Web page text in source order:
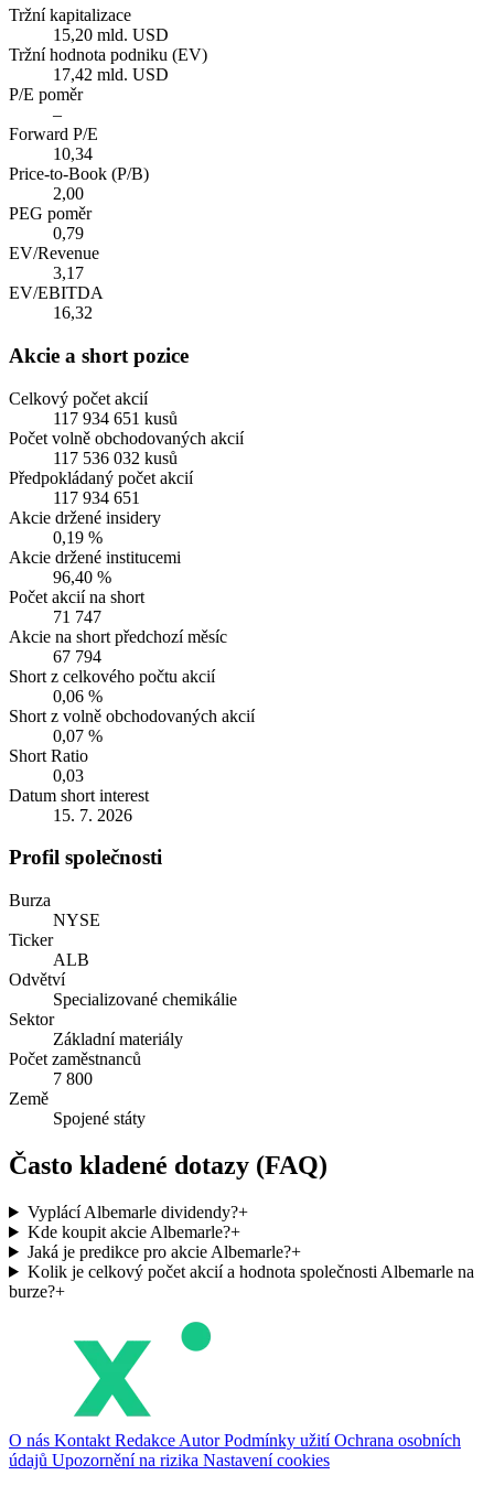
Tržní kapitalizace
15,20 mld. USD
Tržní hodnota podniku (EV)
17,42 mld. USD
P/E poměr
–
Forward P/E
10,34
Price-to-Book (P/B)
2,00
PEG poměr
0,79
EV/Revenue
3,17
EV/EBITDA
16,32
Akcie a short pozice
Celkový počet akcií
117 934 651 kusů
Počet volně obchodovaných akcií
117 536 032 kusů
Předpokládaný počet akcií
117 934 651
Akcie držené insidery
0,19 %
Akcie držené institucemi
96,40 %
Počet akcií na short
71 747
Akcie na short předchozí měsíc
67 794
Short z celkového počtu akcií
0,06 %
Short z volně obchodovaných akcií
0,07 %
Short Ratio
0,03
Datum short interest
15. 7. 2026
Profil společnosti
Burza
NYSE
Ticker
ALB
Odvětví
Specializované chemikálie
Sektor
Základní materiály
Počet zaměstnanců
7 800
Země
Spojené státy
Často kladené dotazy (FAQ)
Vyplácí Albemarle dividendy?+
Kde koupit akcie Albemarle?+
Jaká je predikce pro akcie Albemarle?+
Kolik je celkový počet akcií a hodnota společnosti Albemarle na
burze?+
O nás Kontakt Redakce AutorPodmínky užitíOchrana osobních
údajů Upozornění na rizika Nastavení cookies